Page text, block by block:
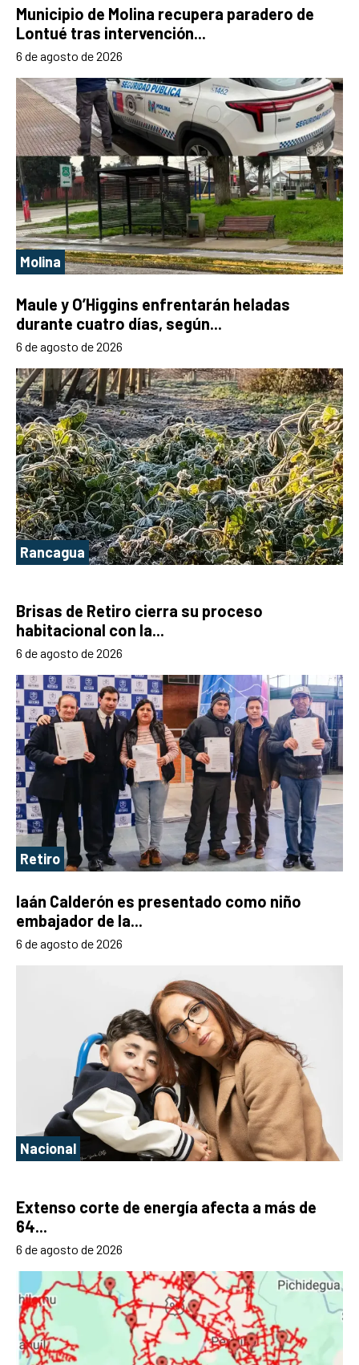
Municipio de Molina recupera paradero de
Lontué tras intervención...
6 de agosto de 2026
Molina
Maule y O’Higgins enfrentarán heladas
durante cuatro días, según...
6 de agosto de 2026
Rancagua
Brisas de Retiro cierra su proceso
habitacional con la...
6 de agosto de 2026
Retiro
Iaán Calderón es presentado como niño
embajador de la...
6 de agosto de 2026
Nacional
Extenso corte de energía afecta a más de
64...
6 de agosto de 2026